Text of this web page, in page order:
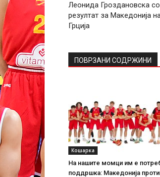
Леонида Гроздановска
резултат за Македонија
Грција
ПОВРЗАНИ СОДРЖИНИ
Кошарка
На нашите момци им е
поддршка: Македонија